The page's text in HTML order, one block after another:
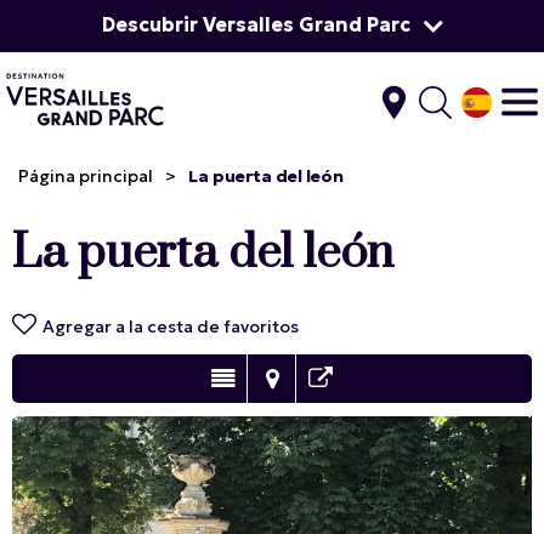
Descubrir Versalles Grand Parc
Página principal > La puerta del león
La puerta del león
Agregar a la cesta de favoritos